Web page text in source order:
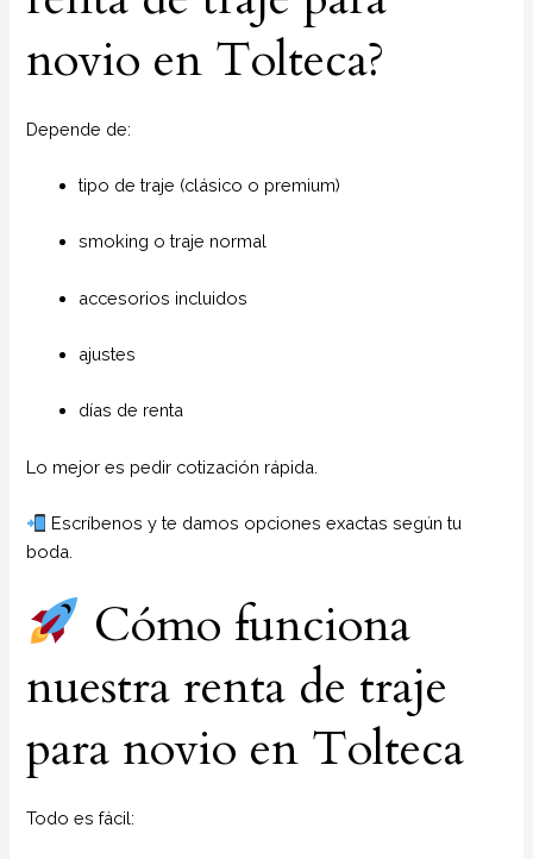
novio en Tolteca?
Depende de:
tipo de traje (clásico o premium)
smoking o traje normal
accesorios incluidos
ajustes
días de renta
Lo mejor es pedir cotización rápida.
Escríbenos y te damos opciones exactas según tu
boda.
Cómo funciona
nuestra renta de traje
para novio en Tolteca
Todo es fácil: